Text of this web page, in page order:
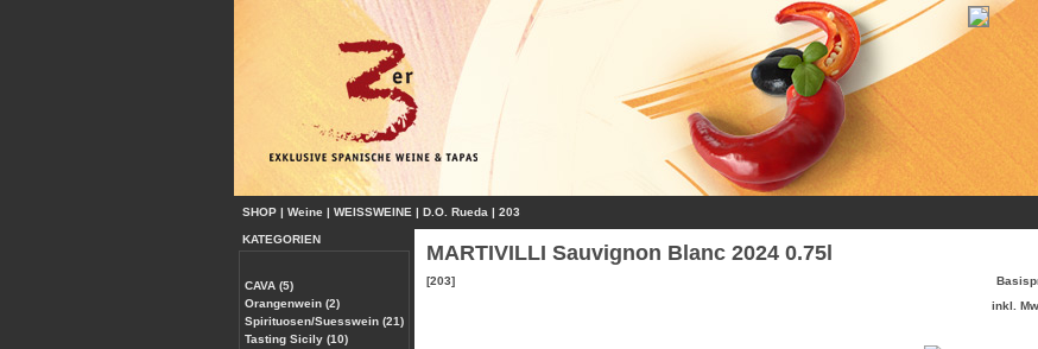
SHOP | Weine | WEISSWEINE | D.O. Rueda | 203
KATEGORIEN
CAVA (5)
Orangenwein (2)
Spirituosen/Suesswein (21)
Tasting Sicily (10)
MARTIVILLI Sauvignon Blanc 2024 0.75l
[203]
inkl.